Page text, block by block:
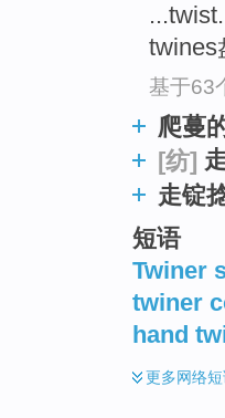
twines
基于63
爬蔓
[纺]
走锭
短语
Twiner
twiner
hand
更多网络